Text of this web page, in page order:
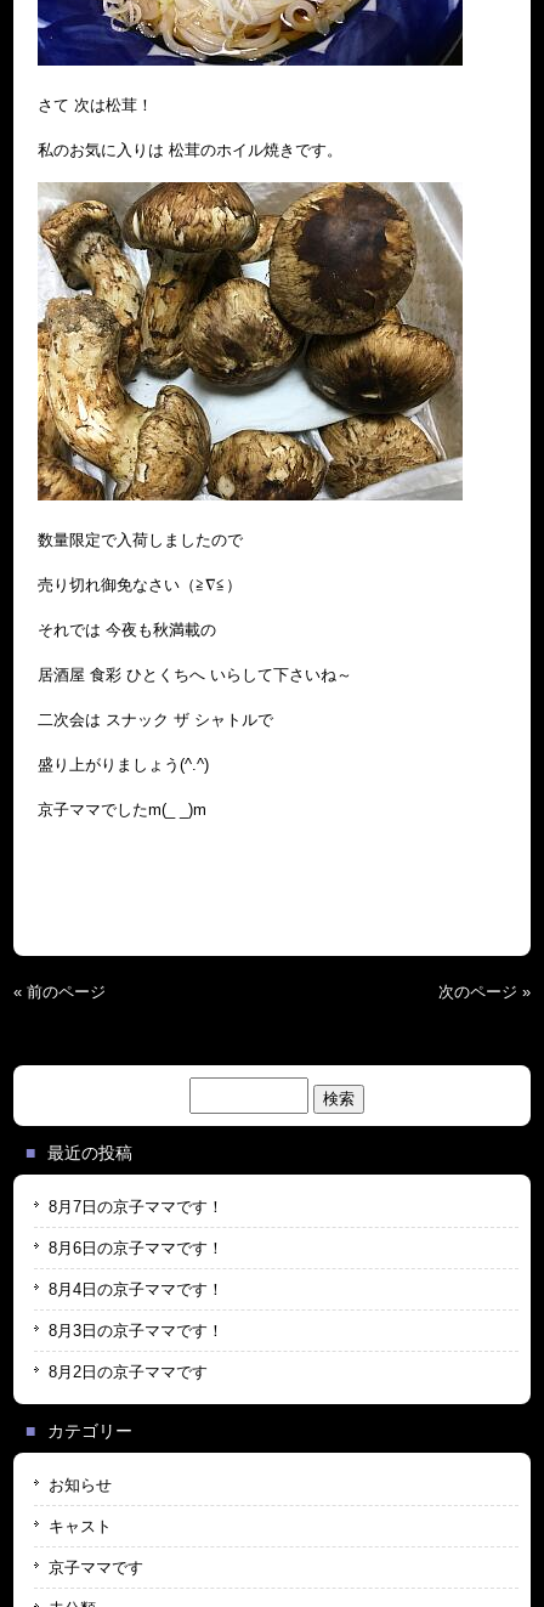
さて 次は松茸！
私のお気に入りは 松茸のホイル焼きです。
数量限定で入荷しましたので
売り切れ御免なさい（≧∇≦）
それでは 今夜も秋満載の
居酒屋 食彩 ひとくちへ いらして下さいね～
二次会は スナック ザ シャトルで
盛り上がりましょう(^.^)
京子ママでしたm(_ _)m
« 前のページ 次のページ »
索:
最近の投稿
8月7日の京子ママです！
8月6日の京子ママです！
8月4日の京子ママです！
8月3日の京子ママです！
8月2日の京子ママです
カテゴリー
お知らせ
キャスト
京子ママです